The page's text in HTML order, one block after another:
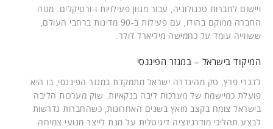
ויישום לחברות טכנולוגיה, עבור מגוון פעילויות ו-ורטיקלים. מטה
החברה ממוקם בהודו, עם פעילות ב-90 מדינות ברחבי העולם,
ששווייה עומד על כחמישה מיליארד דולר.
המיקוד בישראל – במגזר הפיננסי
לדברי פרץ, טק מהינדרה ישראל מתמקדת במגזר הפיננסי, בו היא
פועלת כמיישמת של מערכות ליבה בנקאיות. שוק מערכות הליבה
בישראל צומח בקצב מואץ בשנים האחרונות, כשהחברות נדרשות
לבצע תהליכי מודרניזציה דיגיטלית על מנת לייצר מנועי צמיחה